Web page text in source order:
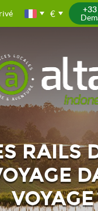
€
RAILS
VOYAGE